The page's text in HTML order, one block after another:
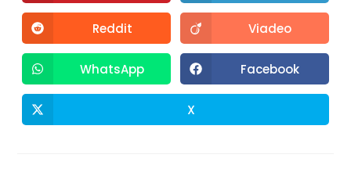
Reddit Viadeo
WhatsApp Facebook
X